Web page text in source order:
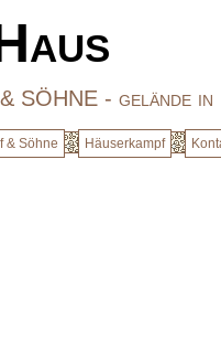
SÖHNE - gelände
& Söhne Häuserkampf